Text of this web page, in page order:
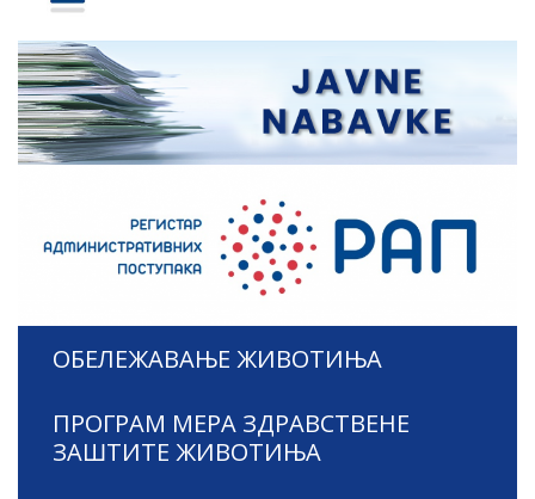
ОБЕЛЕЖАВАЊЕ ЖИВОТИЊА
ПРОГРАМ МЕРА ЗДРАВСТВЕНЕ
ЗАШТИТЕ ЖИВОТИЊА